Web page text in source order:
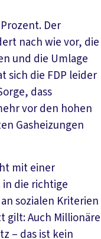
Der
nach wie vor, die
und die Umlage
sich die FDP leider
dass
vor den hohen
Gasheizungen
mit einer
die richtige
sozialen Kriterien
gilt: Auch Millionäre
– das ist kein